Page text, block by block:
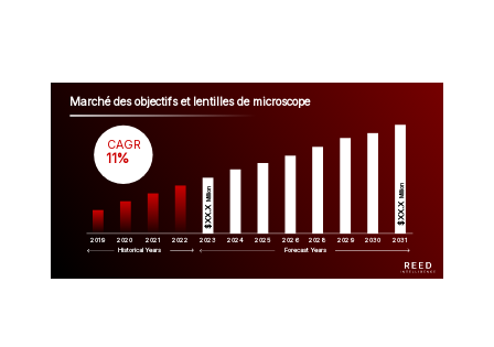
Marché des objectifs et lentilles de microscope
2019 2020 2021 2022 2023 2024 2025 2026 2028 2029 2030 2031
$XX.X
Million
$XX.X
Million
CAGR
11%
Historical Years Forecast Years